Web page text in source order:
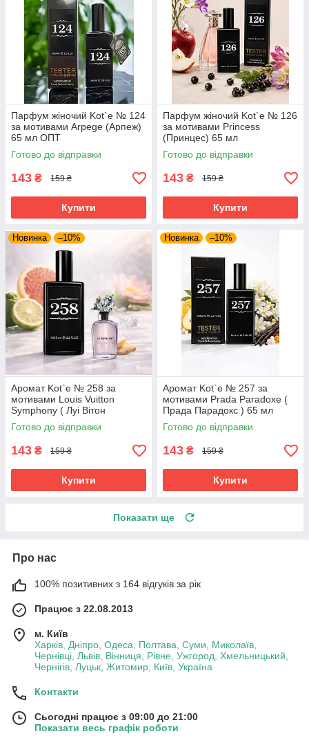
Парфум жіночий Kot`e № 124
за мотивами Arpege (Арпеж)
65 мл ОПТ
Готово до відправки
143 ₴ 159 ₴
Купити
Парфум жіночий Kot`e № 126
за мотивами Princess
(Принцес) 65 мл
Готово до відправки
143 ₴ 159 ₴
Купити
Новинка –10%
Аромат Kot`e № 258 за
мотивами Louis Vuitton
Symphony ( Луі Вітон
Симфонія) 65 мл
Готово до відправки
143 ₴ 159 ₴
Купити
Новинка –10%
Аромат Kot`e № 257 за
мотивами Prada Paradoxe (
Прада Парадокс ) 65 мл
Готово до відправки
143 ₴ 159 ₴
Купити
Показати ще
Про нас
100% позитивних з 164 відгуків за рік
Працює з 22.08.2013
м. Київ
Харків, Дніпро, Одеса, Полтава, Суми, Миколаїв,
Чернівці, Львів, Вінниця, Рівне, Ужгород, Хмельницький,
Чернігів, Луцьк, Житомир, Київ, Україна
Контакти
Сьогодні працює з 09:00 до 21:00
Показати весь графік роботи